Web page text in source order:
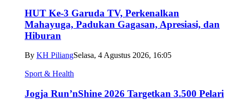
HUT Ke-3 Garuda TV, Perkenalkan
Mahayuga, Padukan Gagasan, Apresiasi, dan
Hiburan
By KH PiliangSelasa, 4 Agustus 2026, 16:05
Sport & Health
Jogja Run’nShine 2026 Targetkan 3.500 Pelari